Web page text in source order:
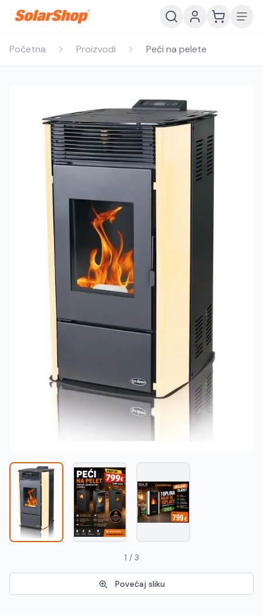
Hrvatski
Srpski
Македонски
Početna Proizvodi Peći na pelete
1 / 3
Povećaj sliku